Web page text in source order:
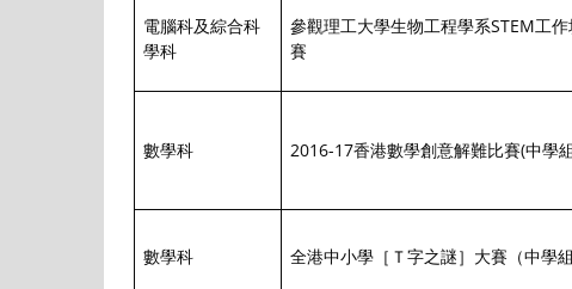
電腦科及綜合科
學科
參觀理工大學生物工程學系STEM工
賽
數學科 2016-17香港數學創意解難比賽(中學
數學科 全港中小學［Ｔ字之謎］大賽（中學組